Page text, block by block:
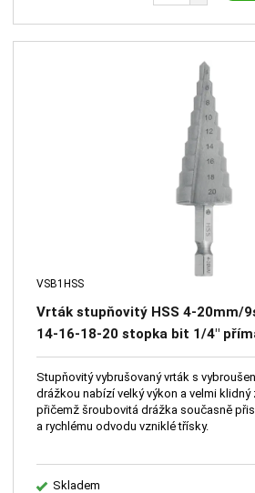
VSB1HSS
Vrták stupňovitý HSS 4-20mm/
14-16-18-20 stopka bit 1/4"
Stupňovitý vybrušovaný vrták s
drážkou nabízí velký výkon a velmi klidný
přičemž šroubovitá drážka současně
a rychlému odvodu vzniklé třísky.
Skladem